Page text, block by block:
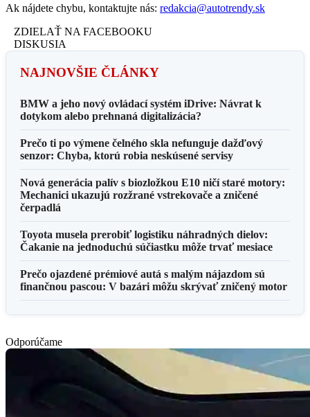
Ak nájdete chybu, kontaktujte nás: redakcia@autotrendy.sk
ZDIELAŤ NA FACEBOOKU
DISKUSIA
NAJNOVŠIE ČLÁNKY
BMW a jeho nový ovládací systém iDrive: Návrat k
dotykom alebo prehnaná digitalizácia?
Prečo ti po výmene čelného skla nefunguje dažďový
senzor: Chyba, ktorú robia neskúsené servisy
Nová generácia palív s biozložkou E10 ničí staré motory:
Mechanici ukazujú rozžrané vstrekovače a zničené
čerpadlá
Toyota musela prerobiť logistiku náhradných dielov:
Čakanie na jednoduchú súčiastku môže trvať mesiace
Prečo ojazdené prémiové autá s malým nájazdom sú
finančnou pascou: V bazári môžu skrývať zničený motor
Odporúčame